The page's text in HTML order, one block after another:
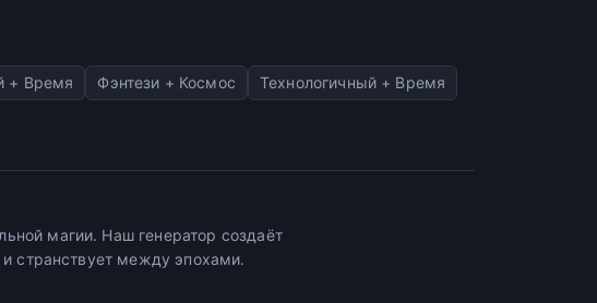
+ Время Фэнтези + Космос Технологичный + Время
магии. Наш генератор создаёт
странствует между эпохами.